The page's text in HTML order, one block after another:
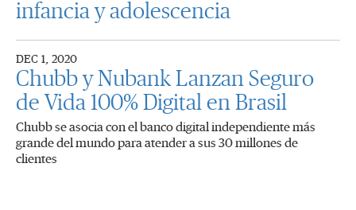
infancia y adolescencia
DEC 1, 2020
Chubb y Nubank Lanzan Seguro
de Vida 100% Digital en Brasil
Chubb se asocia con el banco digital independiente más
grande del mundo para atender a sus 30 millones de
clientes